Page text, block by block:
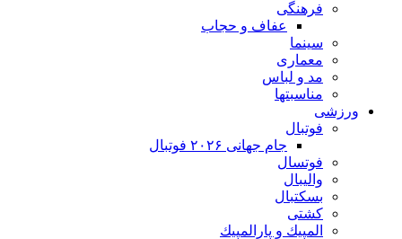
فرهنگی
عفاف و حجاب
سینما
معماری
مد و لباس
مناسبتها
ورزشی
فوتبال
جام جهانی ۲۰۲۶ فوتبال
فوتسال
والیبال
بسکتبال
کشتی
المپيك و پارالمپيك